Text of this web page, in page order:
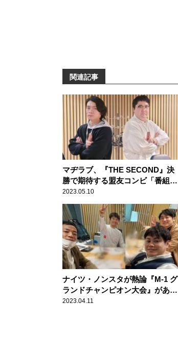
関連記事
マヂラブ、『THE SECOND』決
勝で期待する盟友コンビ「番組に
も来てくれましたから」
2023.05.10
ナイツ・ノンスタが熱論『M-1 グ
ランドチャンピオン大会』があっ
たら誰が優勝？「見てみたい」
2023.04.11